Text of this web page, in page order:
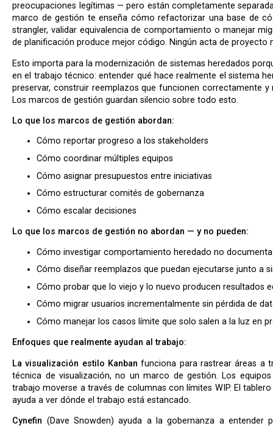
preocupaciones legítimas — pero están completamente
marco de gestión te enseña cómo refactorizar una base de
strangler, validar equivalencia de comportamiento o manejar
de planificación produce mejor código. Ningún acta de proyecto
Esto importa para la modernización de sistemas heredados porque la dificultad real está enteramente
en el trabajo técnico: entender qué hace realmente el sistema
preservar, construir reemplazos que funcionen correctamente
Los marcos de gestión guardan silencio sobre todo esto.
Lo que los marcos de gestión abordan:
Cómo reportar progreso a los stakeholders
Cómo coordinar múltiples equipos
Cómo asignar presupuestos entre iniciativas
Cómo estructurar comités de gobernanza
Cómo escalar decisiones
Lo que los marcos de gestión no abordan — y no pueden:
Cómo investigar comportamiento heredado no
Cómo diseñar reemplazos que puedan ejecutarse junto a
Cómo probar que lo viejo y lo nuevo producen resultados
Cómo migrar usuarios incrementalmente sin pérdida de
Cómo manejar los casos límite que solo salen a la luz en
Enfoques que realmente ayudan al trabajo:
La visualización estilo Kanban funciona para rastrear áreas a
técnica de visualización, no un marco de gestión. Los
trabajo moverse a través de columnas con límites WIP. El
ayuda a ver dónde el trabajo está estancado.
Cynefin (Dave Snowden) ayuda a la gobernanza a entender